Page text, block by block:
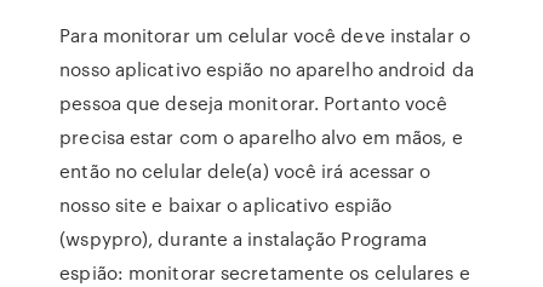
Para monitorar um celular você deve instalar o
nosso aplicativo espião no aparelho android da
pessoa que deseja monitorar. Portanto você
precisa estar com o aparelho alvo em mãos, e
então no celular dele(a) você irá acessar o
nosso site e baixar o aplicativo espião
(wspypro), durante a instalação Programa
espião: monitorar secretamente os celulares e